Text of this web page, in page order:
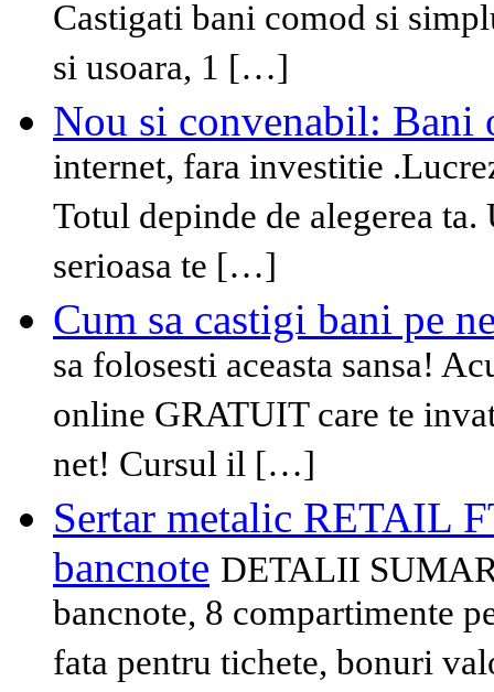
Castigati bani comod si
si usoara, 1 […]
Nou si convenabil: Bani
internet, fara investitie
Totul depinde de alegerea
serioasa te […]
Cum sa castigi bani pe
sa folosesti aceasta sansa!
online GRATUIT care te
net! Cursul il […]
Sertar metalic RETAIL
bancnote DETALII
bancnote, 8 compartimente
fata pentru tichete, bonuri